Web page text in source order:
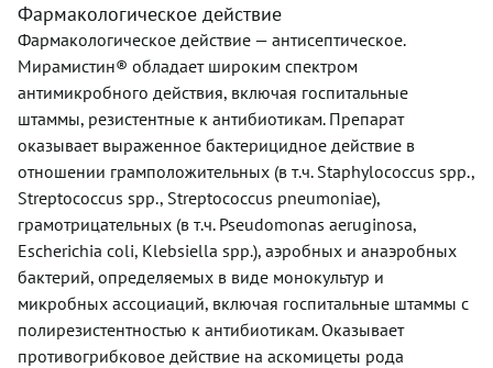
Фармакологическое действие
Фармакологическое действие — антисептическое.
Мирамистин® обладает широким спектром
антимикробного действия, включая госпитальные
штаммы, резистентные к антибиотикам. Препарат
оказывает выраженное бактерицидное действие в
отношении грамположительных (в т.ч. Staphylococcus spp.,
Streptococcus spp., Streptococcus pneumoniae),
грамотрицательных (в т.ч. Pseudomonas aeruginosa,
Escherichia coli, Klebsiella spp.), аэробных и анаэробных
бактерий, определяемых в виде монокультур и
микробных ассоциаций, включая госпитальные штаммы с
полирезистентностью к антибиотикам. Оказывает
противогрибковое действие на аскомицеты рода